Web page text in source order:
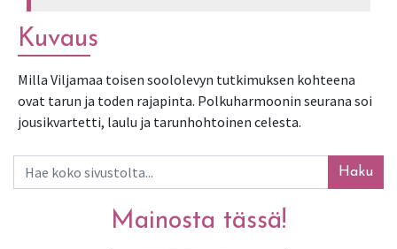
Kuvaus
Milla Viljamaa toisen soololevyn tutkimuksen kohteena
ovat tarun ja toden rajapinta. Polkuharmoonin seurana soi
jousikvartetti, laulu ja tarunhohtoinen celesta.
Haku
Mainosta tässä!